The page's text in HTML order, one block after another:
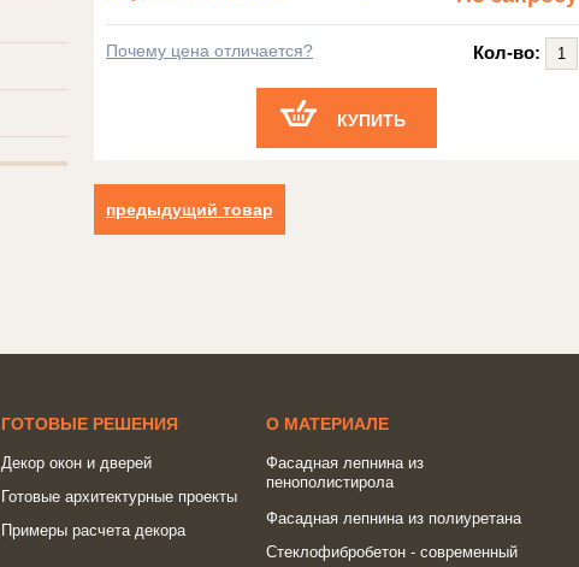
Почему цена отличается? Кол-во:
КУПИТЬ
предыдущий товар
ГОТОВЫЕ РЕШЕНИЯ
Декор окон и дверей
Готовые архитектурные проекты
Примеры расчета декора
О МАТЕРИАЛЕ
Фасадная лепнина из
пенополистирола
Фасадная лепнина из полиуретана
Стеклофибробетон - современный